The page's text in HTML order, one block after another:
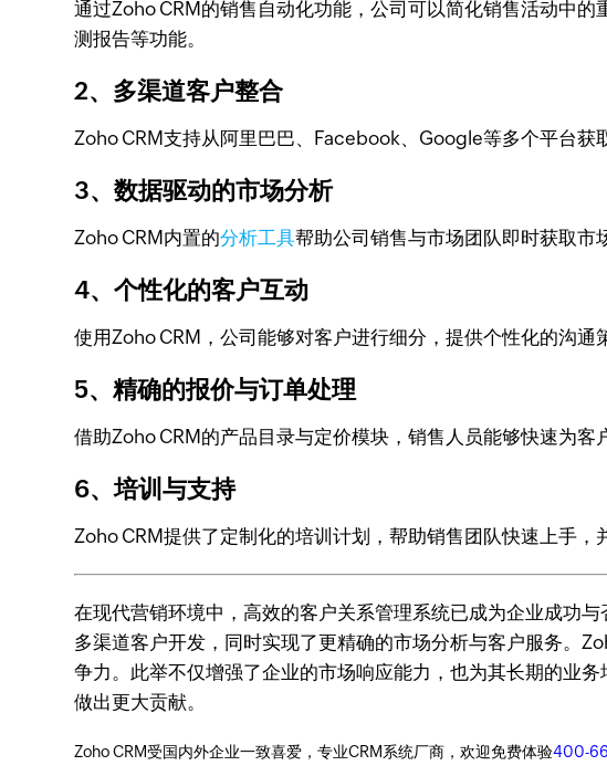
通过Zoho CRM的销售自动化功能，公司可以简化销售活动中
测报告等功能。
2、多渠道客户整合
Zoho CRM支持从阿里巴巴、Facebook、Google等多个平台获
3、数据驱动的市场分析
Zoho CRM内置的分析工具帮助公司销售与市场团队即时获取
4、个性化的客户互动
使用Zoho CRM，公司能够对客户进行细分，提供个性化的沟通
5、精确的报价与订单处理
借助Zoho CRM的产品目录与定价模块，销售人员能够快速为客
6、培训与支持
Zoho CRM提供了定制化的培训计划，帮助销售团队快速上手，
在现代营销环境中，高效的客户关系管理系统已成为企业成功
多渠道客户开发，同时实现了更精确的市场分析与客户服务。
争力。此举不仅增强了企业的市场响应能力，也为其长期的业
做出更大贡献。
Zoho CRM受国内外企业一致喜爱，专业CRM系统厂商，欢迎免费体验400-